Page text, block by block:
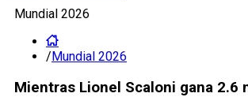
Mundial 2026
/Mundial 2026
Mientras Lionel Scaloni gana